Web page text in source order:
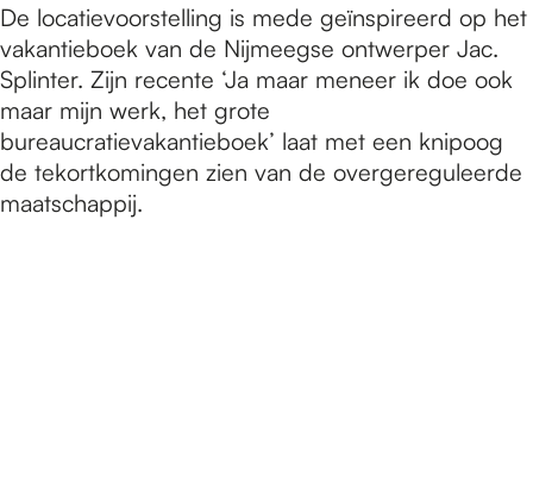
De locatievoorstelling is mede geïnspireerd op het
vakantieboek van de Nijmeegse ontwerper Jac.
Splinter. Zijn recente ‘Ja maar meneer ik doe ook
maar mijn werk, het grote
bureaucratievakantieboek’ laat met een knipoog
de tekortkomingen zien van de overgereguleerde
maatschappij.